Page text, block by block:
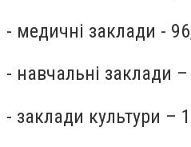
- медичні заклади -
- навчальні заклади –
- заклади культури –